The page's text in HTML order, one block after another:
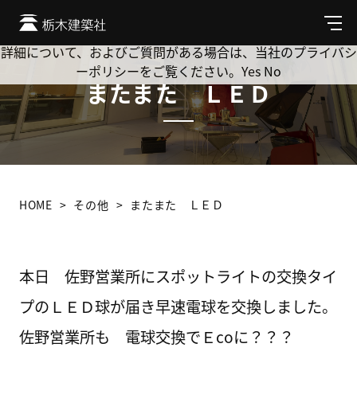
メ
ニ
ュ
またまた ＬＥＤ
HOME その他 またまた ＬＥＤ
本日 佐野営業所にスポットライトの交換タイ
プのＬＥＤ球が届き早速電球を交換しました。
佐野営業所も 電球交換でＥcoに？？？
Cookie を使用して、お客様の活動を追跡してもよろしいです
か? 当社ではお客様のプライバシーを極めて重視しています。
詳細について、およびご質問がある場合は、当社のプライバシ
ーポリシーをご覧ください。 Yes No